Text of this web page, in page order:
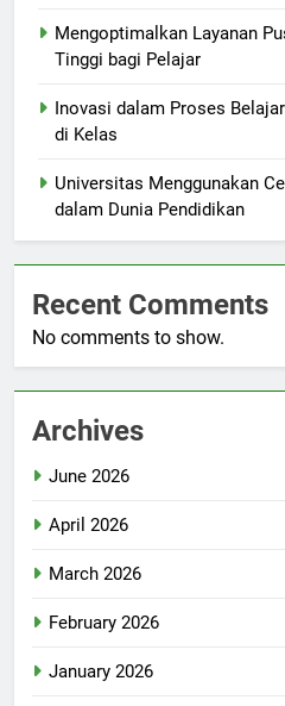
Mengoptimalkan Layanan
Tinggi bagi Pelajar
Inovasi dalam Proses
di Kelas
Universitas Menggunakan
dalam Dunia Pendidikan
Recent Comments
No comments to show.
Archives
June 2026
April 2026
March 2026
February 2026
January 2026